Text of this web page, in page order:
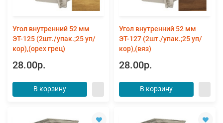
Угол внутренний 52 мм
ЭТ-125 (2шт./упак.;25 уп/
кор),(орех грец)
28.00р.
В корзину
Угол внутренний 52 мм
ЭТ-127 (2шт./упак.;25 уп/
кор),(вяз)
28.00р.
В корзину